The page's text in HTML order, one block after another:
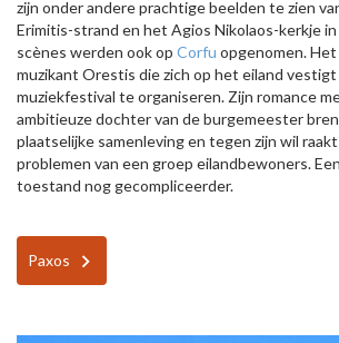
zijn onder andere prachtige beelden te zien
Erimitis-strand en het Agios Nikolaos-kerkje in
scènes werden ook op Corfu opgenomen.
muzikant Orestis die zich op het eiland vestigt
muziekfestival te organiseren. Zijn romance
ambitieuze dochter van de burgemeester
plaatselijke samenleving en tegen zijn wil
problemen van een groep eilandbewoners.
toestand nog gecompliceerder.
Paxos